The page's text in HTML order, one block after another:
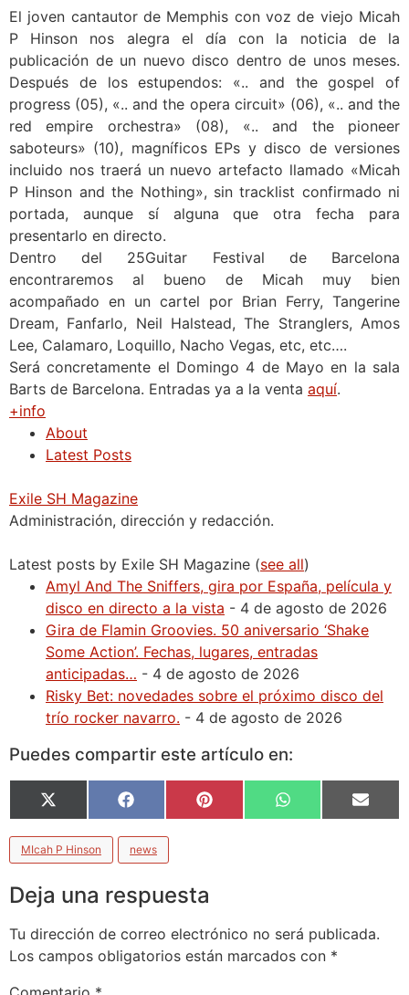
El joven cantautor de Memphis con voz de viejo Micah
P Hinson nos alegra el día con la noticia de la
publicación de un nuevo disco dentro de unos meses.
Después de los estupendos: «.. and the gospel of
progress (05), «.. and the opera circuit» (06), «.. and the
red empire orchestra» (08), «.. and the pioneer
saboteurs» (10), magníficos EPs y disco de versiones
incluido nos traerá un nuevo artefacto llamado «Micah
P Hinson and the Nothing», sin tracklist confirmado ni
portada, aunque sí alguna que otra fecha para
presentarlo en directo.
Dentro del 25Guitar Festival de Barcelona
encontraremos al bueno de Micah muy bien
acompañado en un cartel por Brian Ferry, Tangerine
Dream, Fanfarlo, Neil Halstead, The Stranglers, Amos
Lee, Calamaro, Loquillo, Nacho Vegas, etc, etc….
Será concretamente el Domingo 4 de Mayo en la sala
Barts de Barcelona. Entradas ya a la venta aquí.
+info
About
Latest Posts
Exile SH Magazine
Administración, dirección y redacción.
Latest posts by Exile SH Magazine (see all)
Amyl And The Sniffers, gira por España, película y
disco en directo a la vista - 4 de agosto de 2026
Gira de Flamin Groovies. 50 aniversario ‘Shake
Some Action’. Fechas, lugares, entradas
anticipadas… - 4 de agosto de 2026
Risky Bet: novedades sobre el próximo disco del
trío rocker navarro. - 4 de agosto de 2026
Puedes compartir este artículo en:
X
(Twitter)
Facebook Pinterest WhatsApp Email
MIcah P Hinson news
Deja una respuesta
Tu dirección de correo electrónico no será publicada.
Los campos obligatorios están marcados con *